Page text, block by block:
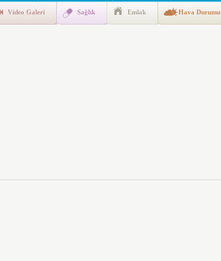
Polis Akademisi İç Güvenlik Fakültesine 350 Öğrenci Alınacak
Video Galeri Sağlık Emlak Hava Durumu